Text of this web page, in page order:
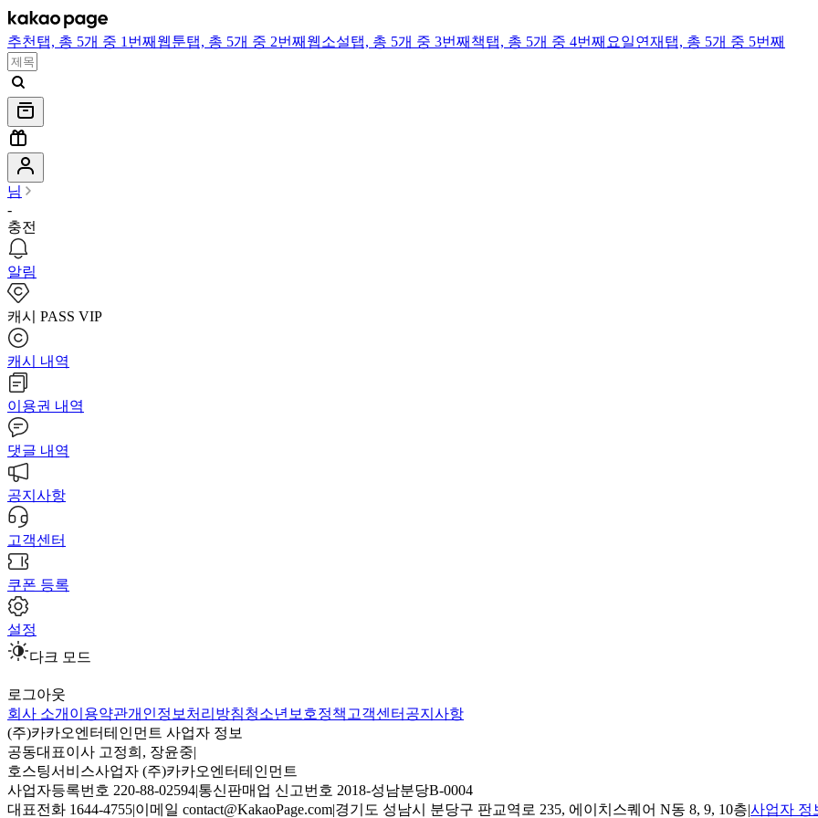
추천 탭, 총 5개 중 1번째 웹툰탭, 총 5개 중 2번째 웹소설탭, 총 5개 중 3번째 책탭, 총 5개 중 4번째 요일연재 탭, 총 5개 중 5번째
님
-
충전
알림
캐시 PASS VIP
캐시 내역
이용권 내역
댓글 내역
공지사항
고객센터
쿠폰 등록
설정
다크 모드
로그아웃
회사 소개 이용약관개인정보처리방침청소년보호정책 고객센터 공지사항
(주)카카오엔터테인먼트 사업자 정보
공동대표이사 고정희, 장윤중|
호스팅서비스사업자 (주)카카오엔터테인먼트
사업자등록번호 220-88-02594|통신판매업 신고번호 2018-성남분당B-0004
대표전화 1644-4755|이메일 contact@KakaoPage.com|경기도 성남시 분당구 판교역로 235, 에이치스퀘어 N동 8, 9, 10층|사업자 정